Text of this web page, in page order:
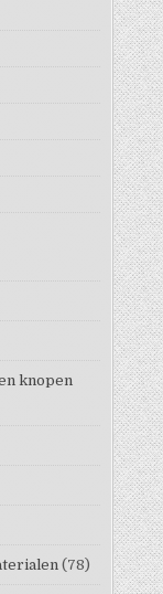
knopen
(78)